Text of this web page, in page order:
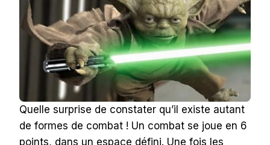
Quelle surprise de constater qu’il existe autant
de formes de combat ! Un combat se joue en 6
points, dans un espace défini. Une fois les